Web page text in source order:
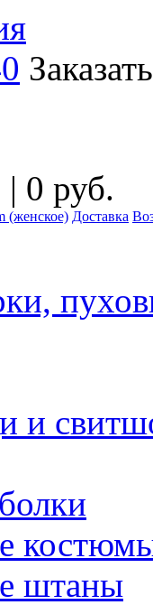
0 руб.
(женское) Доставка
и
штаны